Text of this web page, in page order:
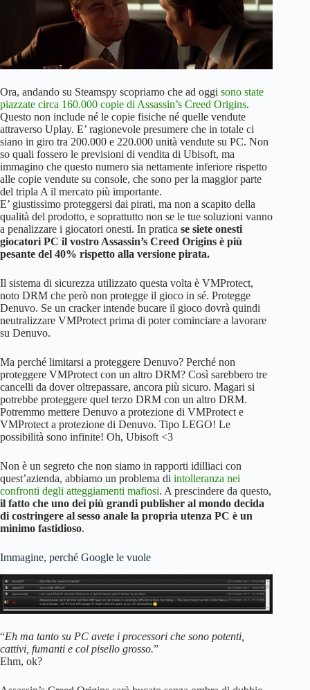
Ora, andando su Steamspy scopriamo che ad oggi sono state
piazzate circa 160.000 copie di Assassin’s Creed Origins.
Questo non include né le copie fisiche né quelle vendute
attraverso Uplay. E’ ragionevole presumere che in totale ci
siano in giro tra 200.000 e 220.000 unità vendute su PC. Non
so quali fossero le previsioni di vendita di Ubisoft, ma
immagino che questo numero sia nettamente inferiore rispetto
alle copie vendute su console, che sono per la maggior parte
del tripla A il mercato più importante.
E’ giustissimo proteggersi dai pirati, ma non a scapito della
qualità del prodotto, e soprattutto non se le tue soluzioni vanno
a penalizzare i giocatori onesti. In pratica se siete onesti
giocatori PC il vostro Assassin’s Creed Origins è più
pesante del 40% rispetto alla versione pirata.
Il sistema di sicurezza utilizzato questa volta è VMProtect,
noto DRM che però non protegge il gioco in sé. Protegge
Denuvo. Se un cracker intende bucare il gioco dovrà quindi
neutralizzare VMProtect prima di poter cominciare a lavorare
su Denuvo.
Ma perché limitarsi a proteggere Denuvo? Perché non
proteggere VMProtect con un altro DRM? Così sarebbero tre
cancelli da dover oltrepassare, ancora più sicuro. Magari si
potrebbe proteggere quel terzo DRM con un altro DRM.
Potremmo mettere Denuvo a protezione di VMProtect e
VMProtect a protezione di Denuvo. Tipo LEGO! Le
possibilità sono infinite! Oh, Ubisoft <3
Non è un segreto che non siamo in rapporti idilliaci con
quest’azienda, abbiamo un problema di intolleranza nei
confronti degli atteggiamenti mafiosi. A prescindere da questo,
il fatto che uno dei più grandi publisher al mondo decida
di costringere al sesso anale la propria utenza PC è un
minimo fastidioso.
Immagine, perché Google le vuole
“Eh ma tanto su PC avete i processori che sono potenti,
cattivi, fumanti e col pisello grosso.”
Ehm, ok?